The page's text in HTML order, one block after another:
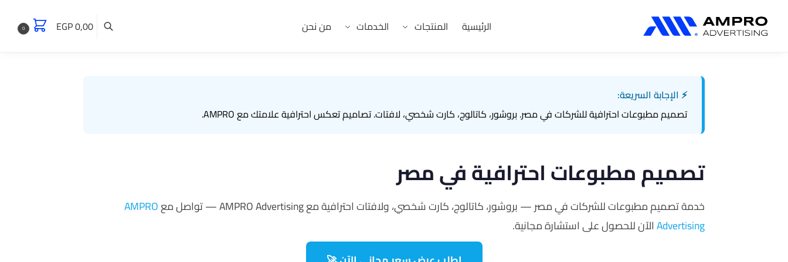
الرئيسية المنتجات الخدمات من نحن المنتجات المضافة حديثًا 0,00
EGP
0
⚡ الإجابة السريعة:
تصميم مطبوعات احترافية للشركات في مصر. بروشور، كاتالوج، كارت شخصي، لافتات. تصاميم تعكس احترافية علامتك مع AMPRO.
تصميم مطبوعات احترافية في مصر
خدمة تصميم مطبوعات للشركات في مصر — بروشور، كاتالوج، كارت شخصي، ولافتات احترافية مع AMPRO Advertising — تواصل مع
AMPRO
Advertisingالآن للحصول على استشارة مجانية.